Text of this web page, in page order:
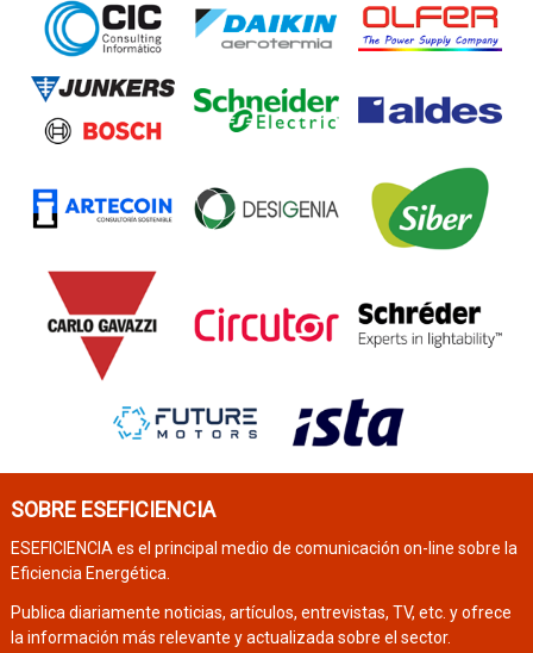
SOBRE ESEFICIENCIA
ESEFICIENCIA es el principal medio de comunicación on-line sobre la
Eficiencia Energética.
Publica diariamente noticias, artículos, entrevistas, TV, etc. y ofrece
la información más relevante y actualizada sobre el sector.